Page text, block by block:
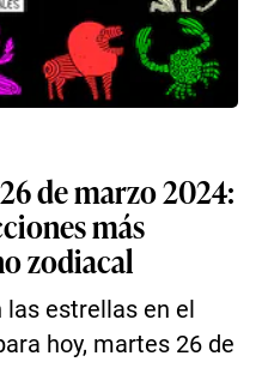
de marzo 2024:
más
zodiacal
estrellas en el
hoy, martes 26 de